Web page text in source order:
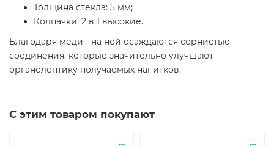
Толщина стекла: 5 мм;
Колпачки: 2 в 1 высокие.
Благодаря меди - на ней осаждаются сернистые
соединения, которые значительно улучшают
органолептику получаемых напитков.
С этим товаром покупают